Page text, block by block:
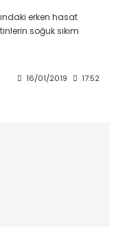
erken hasat
soğuk sıkım
16/01/2019 17:52